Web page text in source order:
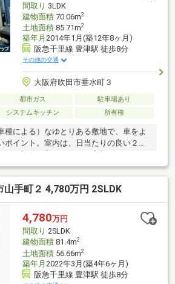
間取り 3LDK
建物面積70.06m2
土地面積85.71m2
築年月 2014年1月(築12年8ヶ月)
阪急千里線 豊津駅 徒歩8分
その他の交通
大阪府吹田市垂水町３
都市ガス
駐車場あり
システムキッチン 所有権
種による）なゆとりある敷地で、車をよ
ポイント。室内は、日当たりの良い２階
。さらに、ウッドデッキ付きで、洗濯物
・ちょっとしたアウトドアなど、暮らし
施設≫・豊津ファミリーショップハー
ーパーフレスコ江坂店まで、約７００
垂水町３丁目店まで、約３５０ｍ・ロー
で、約３５０ｍ・吹田市立豊津第一小学
田市立豊津中学校まで、約５００ｍ
山手町２ 4,780万円 2SLDK
4,780万円
間取り 2SLDK
建物面積81.4m2
土地面積56.66m2
築年月 2022年3月(築4年6ヶ月)
阪急千里線 豊津駅 徒歩8分